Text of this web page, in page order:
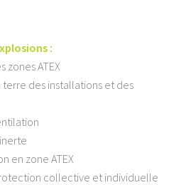
:
ATEX
terre des installations et des
en zone ATEX
collective et individuelle